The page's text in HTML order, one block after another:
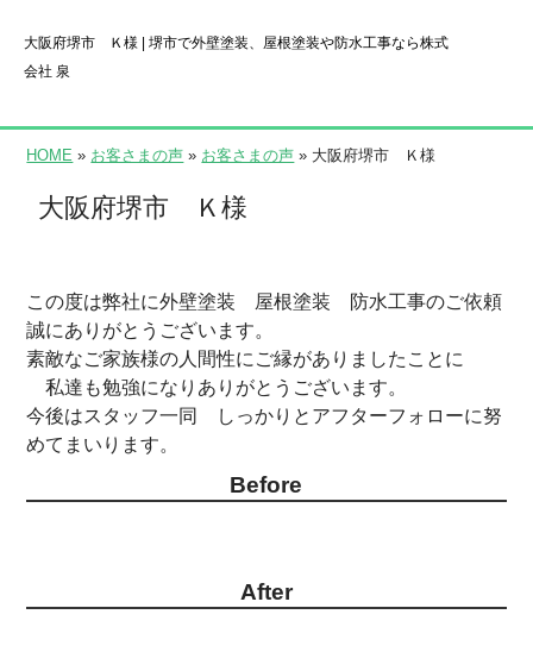
大阪府堺市 Ｋ様 | 堺市で外壁塗装、屋根塗装や防水工事なら株式
会社 泉
HOME » お客さまの声 » お客さまの声 » 大阪府堺市 Ｋ様
大阪府堺市 Ｋ様
この度は弊社に外壁塗装 屋根塗装 防水工事のご依頼
誠にありがとうございます。
素敵なご家族様の人間性にご縁がありましたことに
私達も勉強になりありがとうございます。
今後はスタッフ一同 しっかりとアフターフォローに努
めてまいります。
Before
After